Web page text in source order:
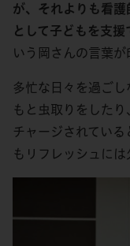
が、それよりも看護
として子どもを支
いう岡さんの言葉が
多忙な日々を過ご
もと虫取りをした
チャージされてい
もリフレッシュには